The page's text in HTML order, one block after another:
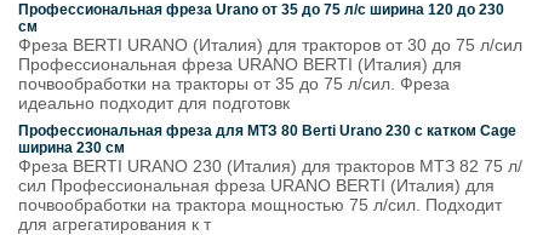
Профессиональная фреза Urano от 35 до 75 л/с ширина 120 до 230
см
Фреза BERTI URANO (Италия) для тракторов от 30 до 75 л/сил
Профессиональная фреза URANO BERTI (Италия) для
почвообработки на тракторы от 35 до 75 л/сил. Фреза
идеально подходит для подготовк
Профессиональная фреза для МТЗ 80 Berti Urano 230 с катком Cage
ширина 230 см
Фреза BERTI URANO 230 (Италия) для тракторов МТЗ 82 75 л/
сил Профессиональная фреза URANO BERTI (Италия) для
почвообработки на трактора мощностью 75 л/сил. Подходит
для агрегатирования к т